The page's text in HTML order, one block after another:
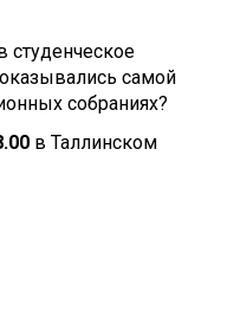
самой
собраниях?
в Таллинском